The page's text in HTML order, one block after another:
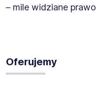
– mile widziane
Oferujemy